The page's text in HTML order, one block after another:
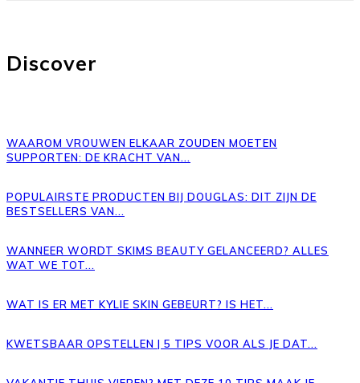
Discover
WAAROM VROUWEN ELKAAR ZOUDEN MOETEN
SUPPORTEN: DE KRACHT VAN...
POPULAIRSTE PRODUCTEN BIJ DOUGLAS: DIT ZIJN DE
BESTSELLERS VAN...
WANNEER WORDT SKIMS BEAUTY GELANCEERD? ALLES
WAT WE TOT...
WAT IS ER MET KYLIE SKIN GEBEURT? IS HET...
KWETSBAAR OPSTELLEN | 5 TIPS VOOR ALS JE DAT...